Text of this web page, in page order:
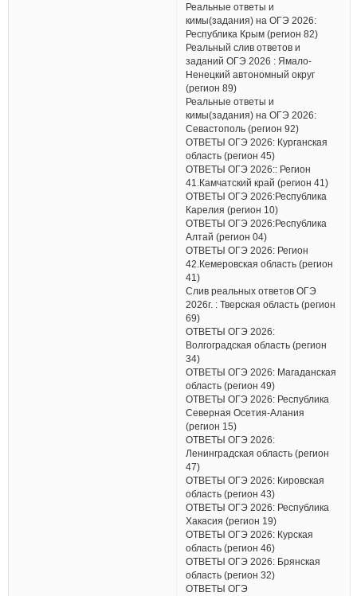
Реальные ответы и
кимы(задания) на ОГЭ 2026:
Республика Крым (регион 82)
Реальный слив ответов и
заданий ОГЭ 2026 : Ямало-
Ненецкий автономный округ
(регион 89)
Реальные ответы и
кимы(задания) на ОГЭ 2026:
Севастополь (регион 92)
ОТВЕТЫ ОГЭ 2026: Курганская
область (регион 45)
ОТВЕТЫ ОГЭ 2026:: Регион
41.Камчатский край (регион 41)
ОТВЕТЫ ОГЭ 2026:Республика
Карелия (регион 10)
ОТВЕТЫ ОГЭ 2026:Республика
Алтай (регион 04)
ОТВЕТЫ ОГЭ 2026: Регион
42.Кемеровская область (регион
41)
Слив реальных ответов ОГЭ
2026г. : Тверская область (регион
69)
ОТВЕТЫ ОГЭ 2026:
Волгоградская область (регион
34)
ОТВЕТЫ ОГЭ 2026: Магаданская
область (регион 49)
ОТВЕТЫ ОГЭ 2026: Республика
Северная Осетия-Алания
(регион 15)
ОТВЕТЫ ОГЭ 2026:
Ленинградская область (регион
47)
ОТВЕТЫ ОГЭ 2026: Кировская
область (регион 43)
ОТВЕТЫ ОГЭ 2026: Республика
Хакасия (регион 19)
ОТВЕТЫ ОГЭ 2026: Курская
область (регион 46)
ОТВЕТЫ ОГЭ 2026: Брянская
область (регион 32)
ОТВЕТЫ ОГЭ